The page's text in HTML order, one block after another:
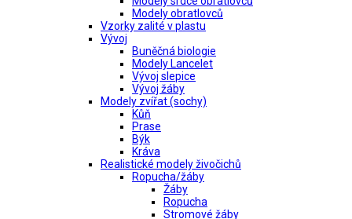
Modely obratlovců
Vzorky zalité v plastu
Vývoj
Buněčná biologie
Modely Lancelet
Vývoj slepice
Vývoj žáby
Modely zvířat (sochy)
Kůň
Prase
Býk
Kráva
Realistické modely živočichů
Ropucha/žáby
Žáby
Ropucha
Stromové žáby